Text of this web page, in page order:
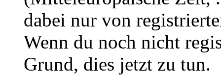
dabei nur von
Wenn du noch nicht
Grund, dies jetzt zu tun.